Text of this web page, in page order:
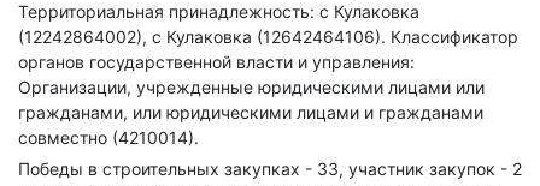
Территориальная принадлежность: с Кулаковка
(12242864002), с Кулаковка (12642464106). Классификатор
органов государственной власти и управления:
Организации, учрежденные юридическими лицами или
гражданами, или юридическими лицами и гражданами
совместно (4210014).
Победы в строительных закупках - 33, участник закупок - 2